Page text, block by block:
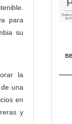
para
su
la
una
en
y